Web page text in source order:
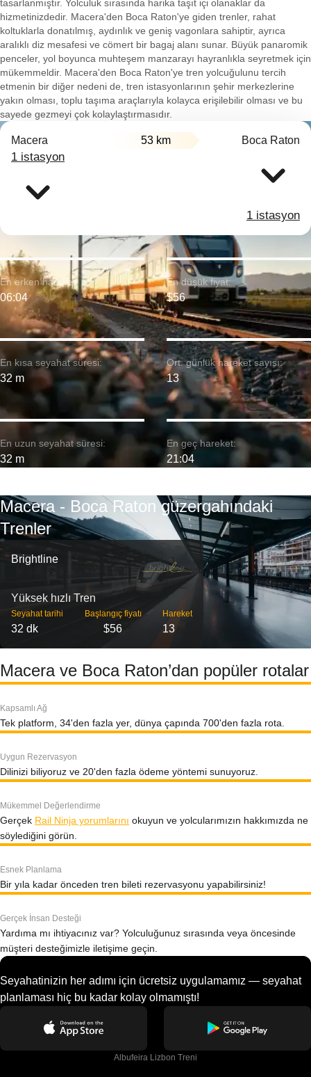
tasarlanmıştır. Yolculuk sırasında harika taşıt içi olanaklar da
hizmetinizdedir. Macera'den Boca Raton'ye giden trenler, rahat
koltuklarla donatılmış, aydınlık ve geniş vagonlara sahiptir, ayrıca
aralıklı diz mesafesi ve cömert bir bagaj alanı sunar. Büyük panaromik
penceler, yol boyunca muhteşem manzarayı hayranlıkla seyretmek için
mükemmeldir. Macera'den Boca Raton'ye tren yolcuğulunu tercih
etmenin bir diğer nedeni de, tren istasyonlarının şehir merkezlerine
yakın olması, toplu taşıma araçlarıyla kolayca erişilebilir olması ve bu
sayede gezmeyi çok kolaylaştırmasıdır.
Macera 53 km Boca Raton
1 istasyon
1 istasyon
En kısa seyahat süresi:
32 m
En erken hareket:
06:04
En uzun seyahat süresi:
32 m
En düşük fiyat:
$56
Ort. günlük hareket sayısı:
13
En geç hareket:
21:04
Macera - Boca Raton güzergahındaki
Trenler
Brightline
Yüksek hızlı Tren
Seyahat tarihi
32 dk
Başlangıç ​​fiyatı
$56
Hareket
13
Macera ve Boca Raton’dan popüler rotalar
Kapsamlı Ağ
Tek platform, 34'den fazla yer, dünya çapında 700'den fazla rota.
Uygun Rezervasyon
Dilinizi biliyoruz ve 20'den fazla ödeme yöntemi sunuyoruz.
Mükemmel Değerlendirme
Gerçek Rail Ninja yorumlarını okuyun ve yolcularımızın hakkımızda ne
söylediğini görün.
Esnek Planlama
Bir yıla kadar önceden tren bileti rezervasyonu yapabilirsiniz!
Gerçek İnsan Desteği
Yardıma mı ihtiyacınız var? Yolculuğunuz sırasında veya öncesinde
müşteri desteğimizle iletişime geçin.
Seyahatinizin her adımı için ücretsiz uygulamamız — seyahat
planlaması hiç bu kadar kolay olmamıştı!
Albufeira Lizbon Treni